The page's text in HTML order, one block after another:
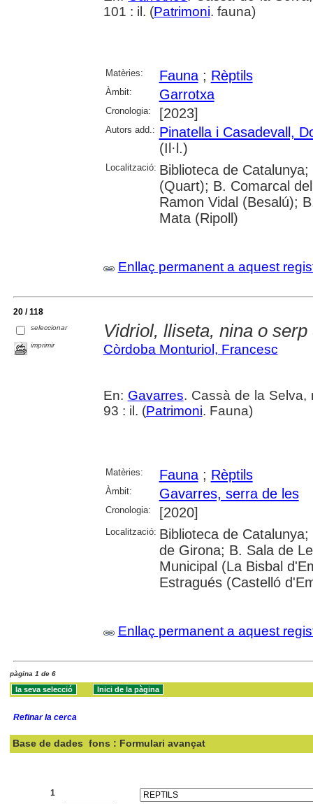
101 : il. (Patrimoni. fauna)
Matèries: Fauna; Rèptils
Àmbit: Garrotxa
Cronologia: [2023]
Autors add.: Pinatella i Casadevall,
(Il·l.)
Localització: Biblioteca de
(Quart); B. Comarcal
Ramon Vidal (Besalú);
Mata (Ripoll)
Enllaç permanent a aquest
20 / 118
seleccionar
imprimir
Vidriol, lliseta, nina o serp
Còrdoba Monturiol, Francesc
En: Gavarres. Cassà de la Selva,
93 : il. (Patrimoni. Fauna)
Matèries: Fauna; Rèptils
Àmbit: Gavarres, serra de les
Cronologia: [2020]
Localització: Biblioteca de
de Girona; B. Sala de
Municipal (La Bisbal
Estragués (Castelló
Enllaç permanent a aquest
pàgina 1 de 6
Refinar la cerca
Base de dades fons : Formulari avançat
1